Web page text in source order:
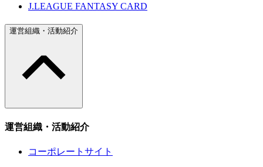
J.LEAGUE FANTASY CARD
運営組織・活動紹介
運営組織・活動紹介
コーポレートサイト